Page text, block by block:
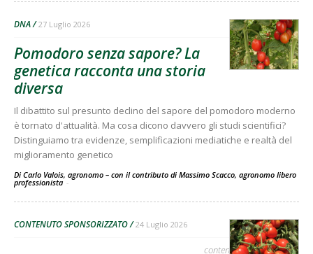
DNA 27 Luglio 2026
Pomodoro senza sapore? La
genetica racconta una storia
diversa
Il dibattito sul presunto declino del sapore del pomodoro moderno
è tornato d'attualità. Ma cosa dicono davvero gli studi scientifici?
Distinguiamo tra evidenze, semplificazioni mediatiche e realtà del
miglioramento genetico
Di Carlo Valois, agronomo – con il contributo di Massimo Scacco, agronomo libero
professionista -
CONTENUTO SPONSORIZZATO 24 Luglio 2026
contenuto sponsorizzato